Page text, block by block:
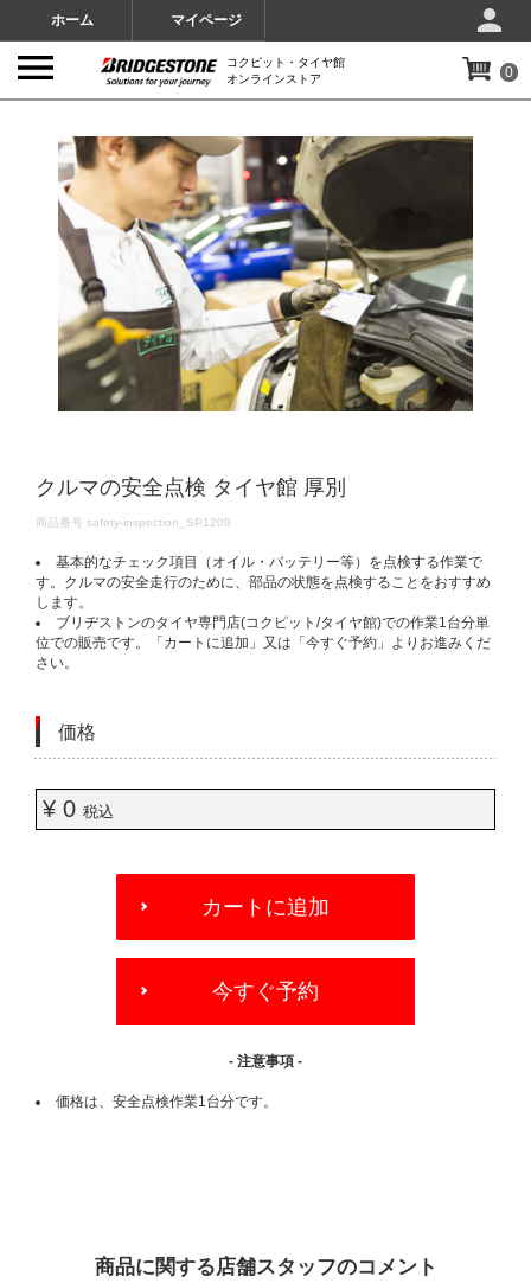
ホーム マイページ
コクピット・タイヤ館
オンラインストア
0
クルマの安全点検 タイヤ館 厚別
DETAILS
商品番号 safety-inspection_SP1209
基本的なチェック項目（オイル・バッテリー等）を点検する作業で
す。クルマの安全走行のために、部品の状態を点検することをおすすめ
します。
ブリヂストンのタイヤ専門店(コクピット/タイヤ館)での作業1台分単
位での販売です。「カートに追加」又は「今すぐ予約」よりお進みくだ
さい。
価格
¥ 0 税込
OPTIONS
カートに追加
今すぐ予約
- 注意事項 -
価格は、安全点検作業1台分です。
商品に関する店舗スタッフのコメント